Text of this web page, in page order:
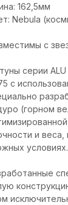
162,5мм
Nebula
с
серии
с
(горном
и
условиях.